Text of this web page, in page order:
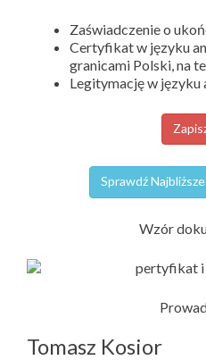
Zaświadczenie o
Certyfikat w języku
granicami Polski, na
Legitymację w języku
Sprawdź
Wzór
Tomasz Kosior